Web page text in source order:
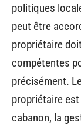
politiques
peut être
propriétaire
compétentes
précisément.
propriétaire est
cabanon, la